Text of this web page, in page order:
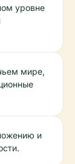
уровне
мире,
и